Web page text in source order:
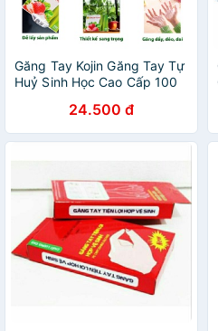
Găng Tay Kojin Găng Tay Tự
Huỷ Sinh Học Cao Cấp 100
24.500 đ